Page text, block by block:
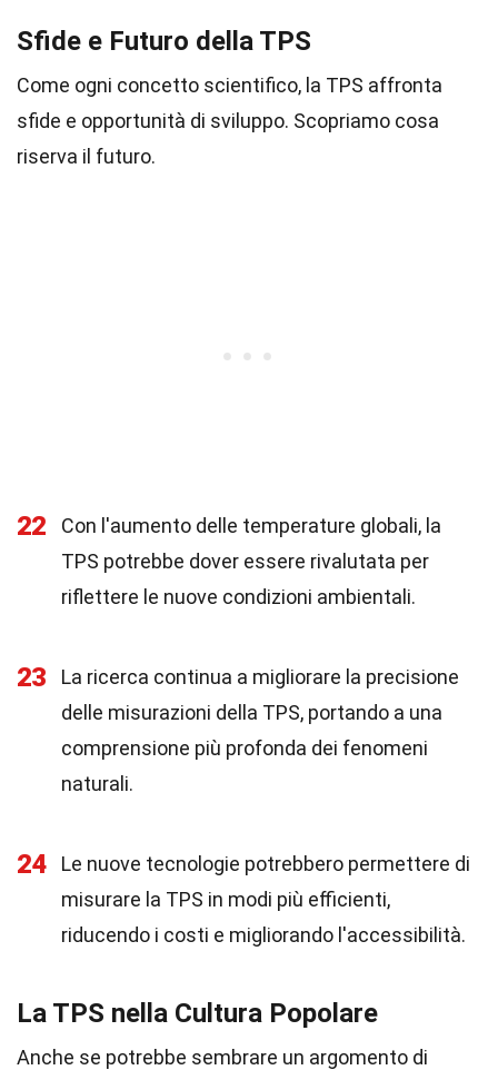
Sfide e Futuro della TPS
Come ogni concetto scientifico, la TPS affronta
sfide e opportunità di sviluppo. Scopriamo cosa
riserva il futuro.
22
Con l'aumento delle temperature globali, la
TPS potrebbe dover essere rivalutata per
riflettere le nuove condizioni ambientali.
23
La ricerca continua a migliorare la precisione
delle misurazioni della TPS, portando a una
comprensione più profonda dei fenomeni
naturali.
24
Le nuove tecnologie potrebbero permettere di
misurare la TPS in modi più efficienti,
riducendo i costi e migliorando l'accessibilità.
La TPS nella Cultura Popolare
Anche se potrebbe sembrare un argomento di